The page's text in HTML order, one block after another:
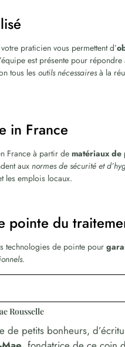
praticien vous permettent d’
est présente pour
tous lesoutils nécessairesà la
in France
France à partir dematériaux
auxnormes de sécurité et
les emplois locaux.
pointe du
technologies de pointe pour
.
Rousselle
de petits bonheurs,